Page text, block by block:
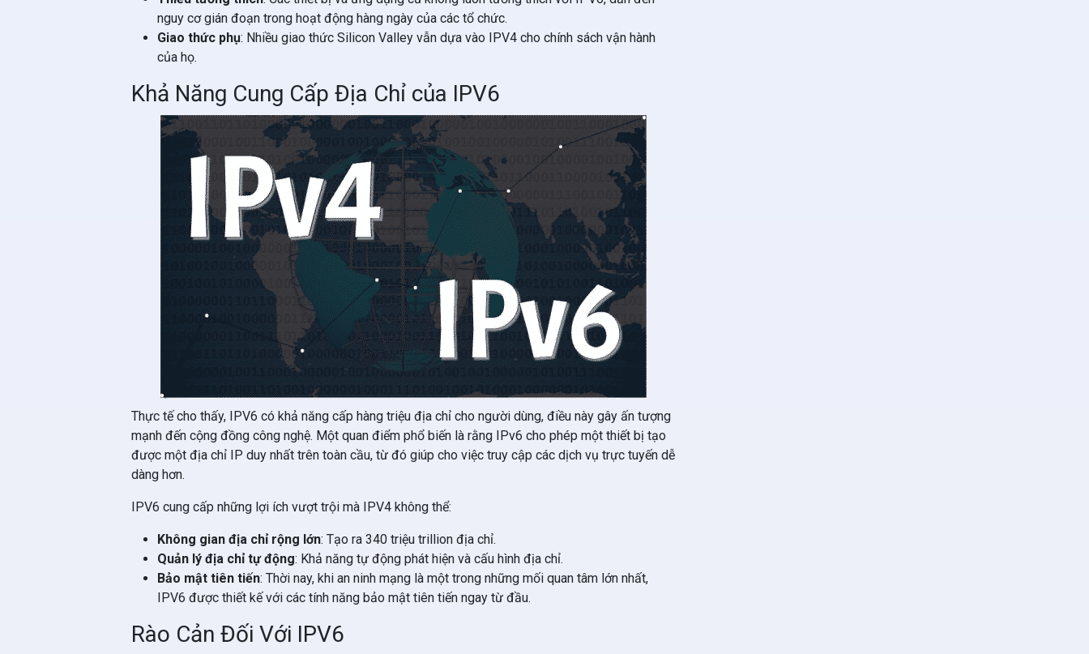
nguy cơ gián đoạn trong hoạt động hàng ngày của các tổ chức.
Giao thức phụ: Nhiều giao thức Silicon Valley vẫn dựa vào IPV4 cho chính sách vận hành
của họ.
Khả Năng Cung Cấp Địa Chỉ của IPV6
Thực tế cho thấy, IPV6 có khả năng cấp hàng triệu địa chỉ cho người dùng, điều này gây ấn tượng
mạnh đến cộng đồng công nghệ. Một quan điểm phổ biến là rằng IPv6 cho phép một thiết bị tạo
được một địa chỉ IP duy nhất trên toàn cầu, từ đó giúp cho việc truy cập các dịch vụ trực tuyến dễ
dàng hơn.
IPV6 cung cấp những lợi ích vượt trội mà IPV4 không thể:
Không gian địa chỉ rộng lớn: Tạo ra 340 triệu trillion địa chỉ.
Quản lý địa chỉ tự động: Khả năng tự động phát hiện và cấu hình địa chỉ.
Bảo mật tiên tiến: Thời nay, khi an ninh mạng là một trong những mối quan tâm lớn nhất,
IPV6 được thiết kế với các tính năng bảo mật tiên tiến ngay từ đầu.
Rào Cản Đối Với IPV6